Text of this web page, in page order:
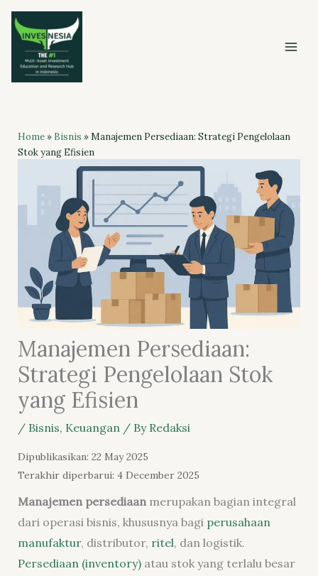
Skip
content
Home» Bisnis »Manajemen Persediaan: Strategi Pengelolaan
Stok yang Efisien
Manajemen Persediaan:
Strategi Pengelolaan Stok
yang Efisien
/ Bisnis, Keuangan/ By Redaksi
Dipublikasikan: 22 May 2025
Terakhir diperbarui: 4 December 2025
Manajemen persediaanmerupakan bagian integral
dari operasi bisnis, khususnya bagi perusahaan
manufaktur, distributor, ritel, dan logistik.
Persediaan (inventory)atau stok yang terlalu besar